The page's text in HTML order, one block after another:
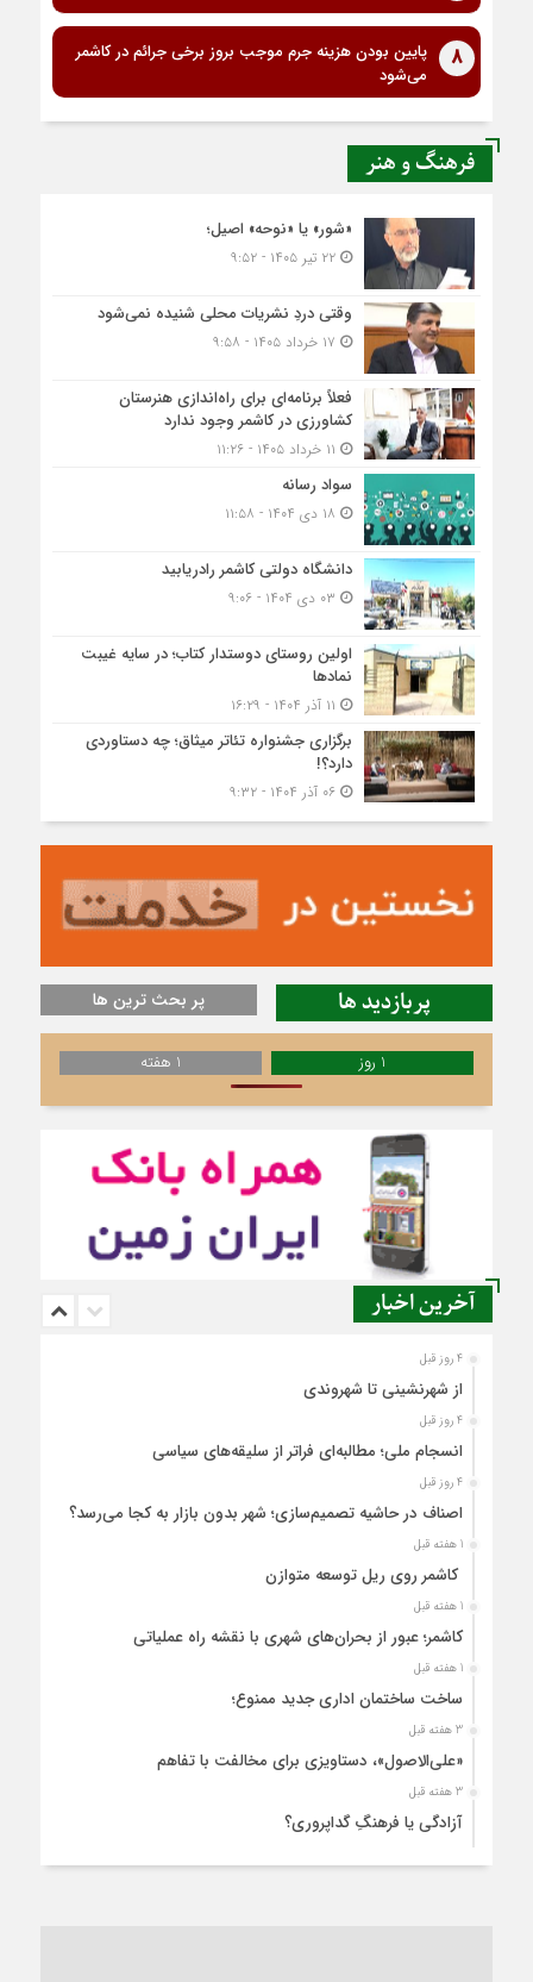
8
پایین بودن هزینه جرم موجب بروز برخی جرائم در کاشمر
می‌شود
فرهنگ و هنر
«شور» یا «نوحه» اصیل؛
۲۲ تیر ۱۴۰۵ - ۹:۵۲
وقتی دردِ نشریات محلی شنیده نمی‌شود
فعلاً برنامه‌ای برای راه‌اندازی هنرستان
کشاورزی در کاشمر وجود ندارد
سواد رسانه
دانشگاه دولتی کاشمر‌ رادریابید
اولین روستای دوستدار کتاب؛ در سایه غیبت
نمادها
برگزاری جشنواره تئاتر میثاق؛ چه دستاوردی
دارد؟!
۰۶ آذر ۱۴۰۴ - ۹:۳۲
پربازدید ها پر بحث ترین ها
1 روز 1 هفته
آخرین اخبار
4 روز قبل
از شهرنشینی تا شهروندی
4 روز قبل
انسجام ملی؛ مطالبه‌ای فراتر از سلیقه‌های سیاسی
4 روز قبل
اصناف در حاشیه تصمیم‌سازی؛ شهر بدون بازار به کجا می‌رسد؟
1 هفته قبل
کاشمر روی ریل توسعه متوازن
1 هفته قبل
کاشمر؛ عبور از بحران‌های شهری با نقشه راه عملیاتی
1 هفته قبل
ساخت ساختمان اداری جدید ممنوع؛
3 هفته قبل
«علی‌الاصول»، دستاویزی برای مخالفت با تفاهم
3 هفته قبل
آزادگی یا فرهنگِ گداپروری؟